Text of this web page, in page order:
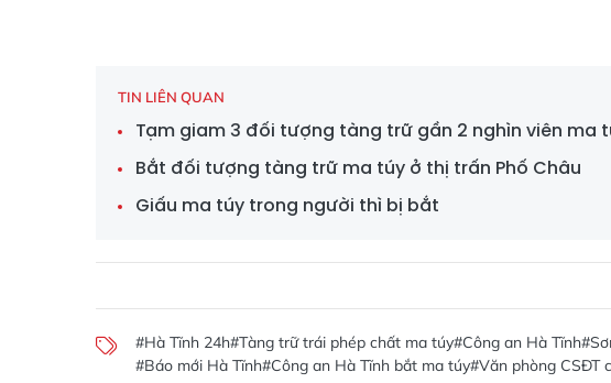
TIN LIÊN QUAN
Tạm giam 3 đối tượng tàng trữ gần 2 nghìn viên ma
Bắt đối tượng tàng trữ ma túy ở thị trấn Phố Châu
Giấu ma túy trong người thì bị bắt
#Hà Tĩnh 24h#Tàng trữ trái phép chất ma túy#Công an Hà Tĩnh
#Báo mới Hà Tĩnh#Công an Hà Tĩnh bắt ma túy#Văn phòng CSĐT